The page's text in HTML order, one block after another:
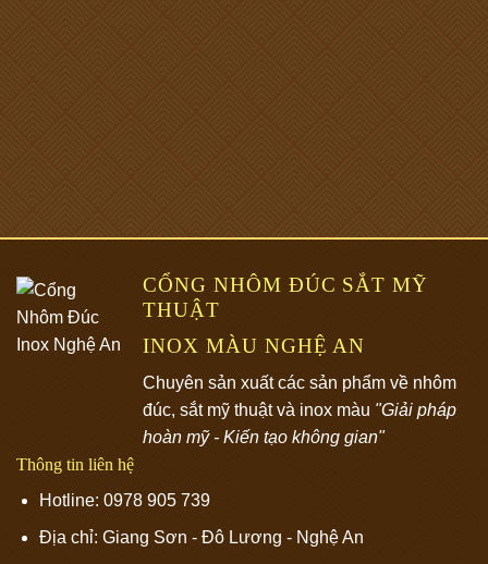
CỔNG NHÔM ĐÚC SẮT MỸ
THUẬT
INOX MÀU NGHỆ AN
Chuyên sản xuất các sản phẩm về nhôm
đúc, sắt mỹ thuật và inox màu "Giải pháp
hoàn mỹ - Kiến tạo không gian"
Thông tin liên hệ
Hotline: 0978 905 739
Địa chỉ: Giang Sơn - Đô Lương - Nghệ An